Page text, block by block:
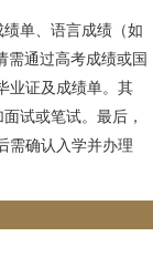
单、语言成绩（如
需通过高考成绩或国
业证及成绩单。其
试或笔试。最后，
需确认入学并办理